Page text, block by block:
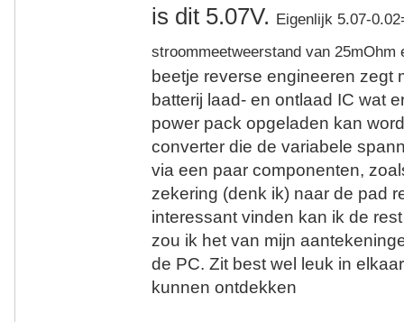
is dit 5.07V.
Eigenlijk 5.07-
stroommeetweerstand van 25mOhm
beetje reverse engineeren zegt
batterij laad- en ontlaad IC wat
power pack opgeladen kan
converter die de variabele
via een paar componenten,
zekering (denk ik) naar de pad
interessant vinden kan ik de
zou ik het van mijn
de PC. Zit best wel leuk in
kunnen ontdekken